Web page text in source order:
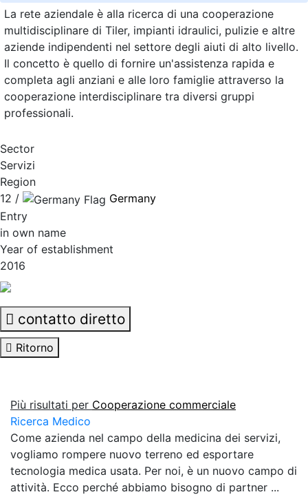
La rete aziendale è alla ricerca di una cooperazione
multidisciplinare di Tiler, impianti idraulici, pulizie e altre
aziende indipendenti nel settore degli aiuti di alto livello.
Il concetto è quello di fornire un'assistenza rapida e
completa agli anziani e alle loro famiglie attraverso la
cooperazione interdisciplinare tra diversi gruppi
professionali.
Sector
Servizi
Region
12 /
Germany
Entry
in own name
Year of establishment
2016
contatto diretto
Ritorno
Più risultati per Cooperazione commerciale
Ricerca Medico
Come azienda nel campo della medicina dei servizi,
vogliamo rompere nuovo terreno ed esportare
tecnologia medica usata. Per noi, è un nuovo campo di
attività. Ecco perché abbiamo bisogno di partner ...